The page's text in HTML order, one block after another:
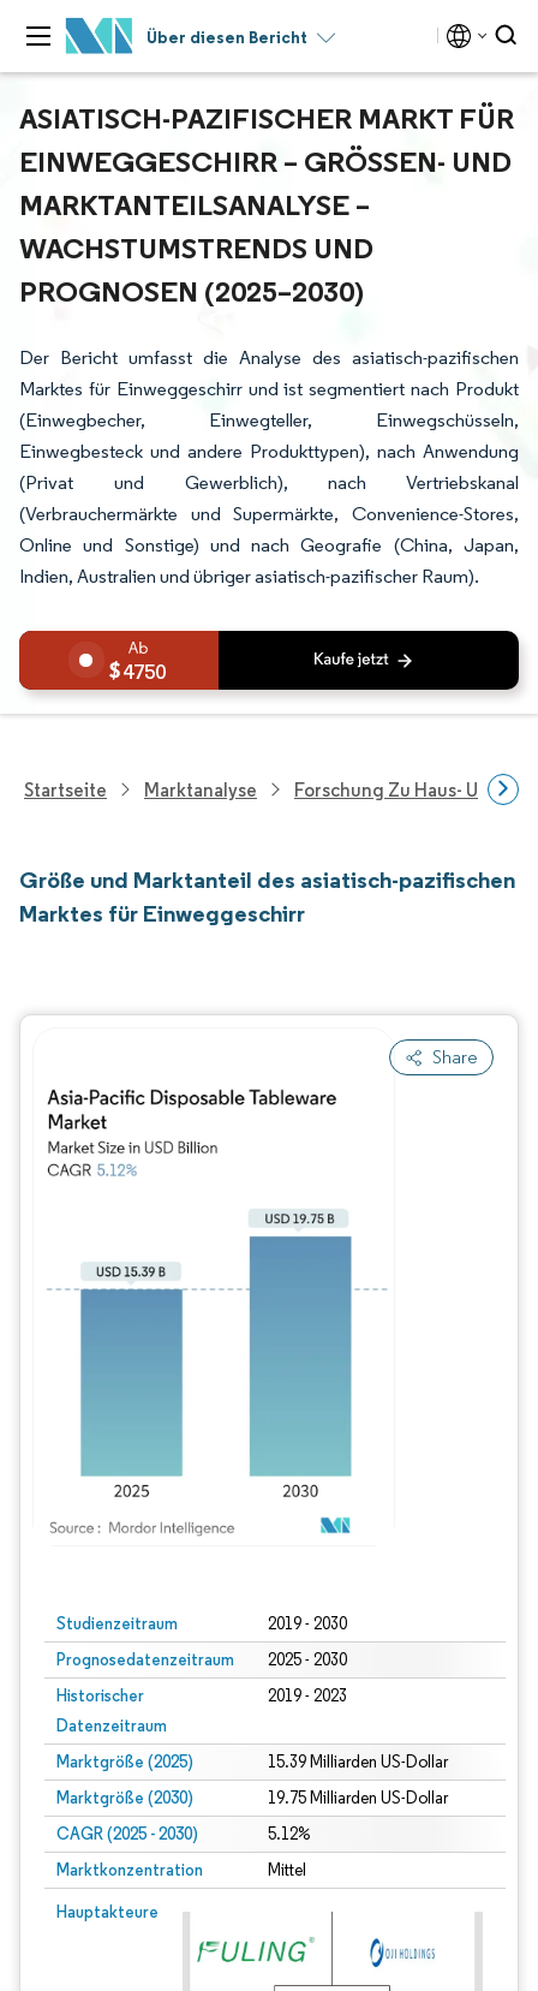
Über diesen Bericht
ASIATISCH-PAZIFISCHER MARKT FÜR
EINWEGGESCHIRR – GRÖSSEN- UND M
ARKTANTEILSANALYSE – W
ACHSTUMSTRENDS UND P
ROGNOSEN (2025–2030)
Der Bericht umfasst die Analyse des asiatisch-pazifischen
Marktes für Einweggeschirr und ist segmentiert nach Produkt
(Einwegbecher, Einwegteller, Einwegschüsseln,
Einwegbesteck und andere Produkttypen), nach Anwendung
(Privat und Gewerblich), nach Vertriebskanal
(Verbrauchermärkte und Supermärkte, Convenience-Stores,
Online und Sonstige) und nach Geografie (China, Japan,
Indien, Australien und übriger asiatisch-pazifischer Raum).
4750
Startseite Marktanalyse Forschung Zu Haus- Und
Größe und Marktanteil des asiatisch-pazifischen
Marktes für Einweggeschirr
Share
Studienzeitraum 2019 - 2030
Prognosedatenzeitraum 2025 - 2030
Historischer
Datenzeitraum
2019 - 2023
Marktgröße (2025) 15.39 Milliarden US-Dollar
Marktgröße (2030) 19.75 Milliarden US-Dollar
CAGR (2025 - 2030) 5.12%
Marktkonzentration Mittel
Hauptakteure